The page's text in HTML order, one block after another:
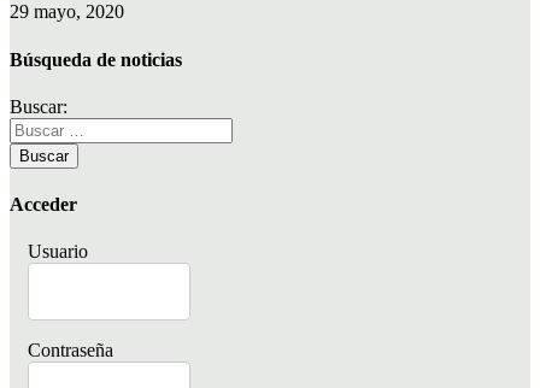
29 mayo, 2020
Búsqueda de noticias
Buscar:
Acceder
Usuario
Contraseña